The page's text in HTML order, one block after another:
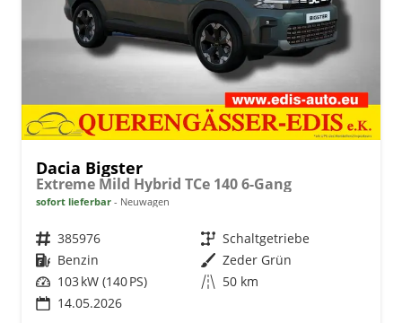
Dacia Bigster
Extreme Mild Hybrid TCe 140 6-Gang
sofort lieferbar Neuwagen
Fahrzeugnr. 385976 Getriebe Schaltgetriebe
Kraftstoff Benzin Außenfarbe Zeder Grün
Leistung 103 kW (140 PS) Kilometerstand 50 km
14.05.2026